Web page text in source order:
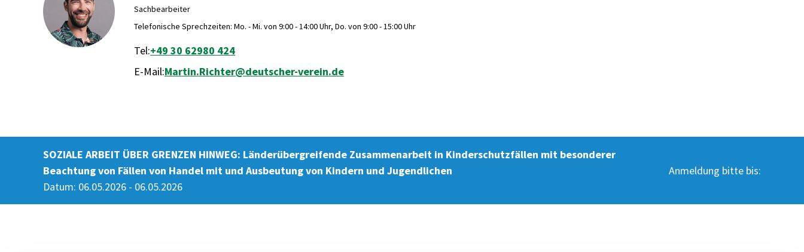
Sachbearbeiter
Telefonische Sprechzeiten: Mo. - Mi. von 9:00 - 14:00 Uhr, Do. von 9:00 - 15:00 Uhr
Tel:+49 30 62980 424
E-Mail:Martin.Richter@deutscher-verein.de
SOZIALE ARBEIT ÜBER GRENZEN HINWEG: Länderübergreifende Zusammenarbeit in Kinderschutzfällen mit besonderer
Beachtung von Fällen von Handel mit und Ausbeutung von Kindern und Jugendlichen
Datum: 06.05.2026 - 06.05.2026
Anmeldung bitte bis: